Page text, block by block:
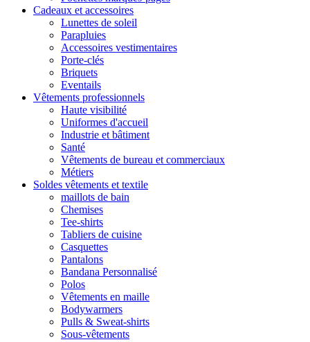
Cadeaux et accessoires
Lunettes de soleil
Parapluies
Accessoires vestimentaires
Porte-clés
Briquets
Eventails
Vêtements professionnels
Haute visibilité
Uniformes d'accueil
Industrie et bâtiment
Santé
Vêtements de bureau et commerciaux
Métiers
Soldes vêtements et textile
maillots de bain
Chemises
Tee-shirts
Tabliers de cuisine
Casquettes
Pantalons
Bandana Personnalisé
Polos
Vêtements en maille
Bodywarmers
Pulls & Sweat-shirts
Sous-vêtements